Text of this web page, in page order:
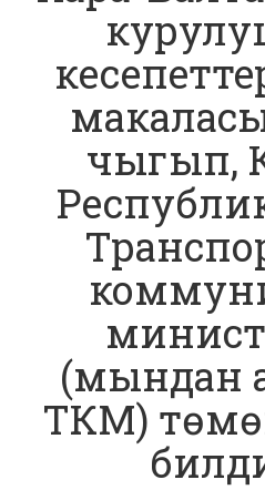
чыгып,
(мындан
ТКМ)